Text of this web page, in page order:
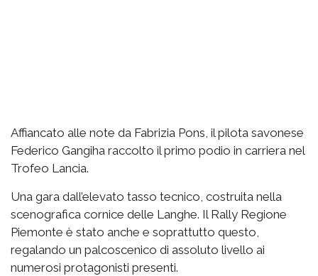
Affiancato alle note da Fabrizia Pons, il pilota savonese
Federico Gangiha raccolto il primo podio in carriera nel
Trofeo Lancia.
Una gara dall’elevato tasso tecnico, costruita nella
scenografica cornice delle Langhe. Il Rally Regione
Piemonte è stato anche e soprattutto questo,
regalando un palcoscenico di assoluto livello ai
numerosi protagonisti presenti.